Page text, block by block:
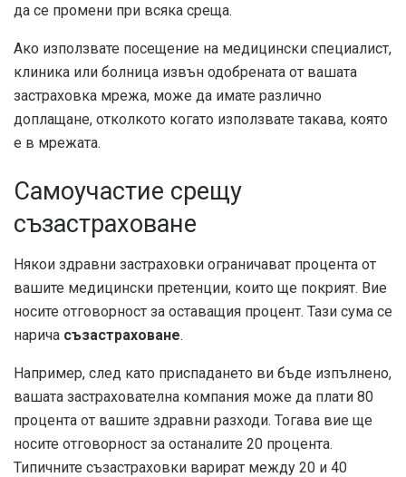
да се промени при всяка среща.
Ако използвате посещение на медицински специалист,
клиника или болница извън одобрената от вашата
застраховка мрежа, може да имате различно
доплащане, отколкото когато използвате такава, която
е в мрежата.
Самоучастие срещу
съзастраховане
Някои здравни застраховки ограничават процента от
вашите медицински претенции, които ще покрият. Вие
носите отговорност за оставащия процент. Тази сума се
нарича съзастраховане.
Например, след като приспадането ви бъде изпълнено,
вашата застрахователна компания може да плати 80
процента от вашите здравни разходи. Тогава вие ще
носите отговорност за останалите 20 процента.
Типичните съзастраховки варират между 20 и 40